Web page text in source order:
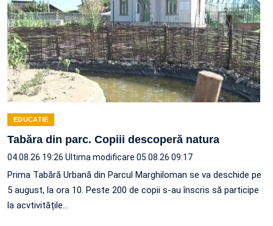
EDUCATIE
Tabăra din parc. Copiii descoperă natura
04.08.26 19:26 Ultima modificare 05.08.26 09:17
Prima Tabără Urbană din Parcul Marghiloman se va deschide pe
5 august, la ora 10. Peste 200 de copii s-au înscris să participe
la acvtivitățile…